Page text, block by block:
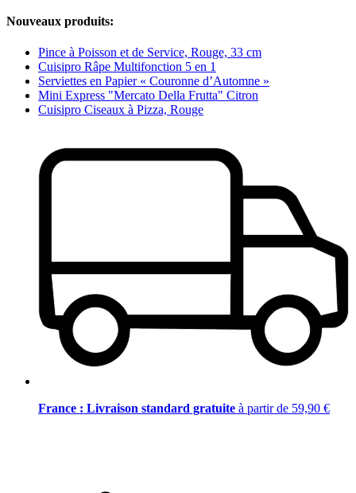
Nouveaux produits:
Pince à Poisson et de Service, Rouge, 33 cm
Cuisipro Râpe Multifonction 5 en 1
Serviettes en Papier « Couronne d’Automne »
Mini Express "Mercato Della Frutta" Citron
Cuisipro Ciseaux à Pizza, Rouge
France : Livraison standard gratuite à partir de 59,90 €